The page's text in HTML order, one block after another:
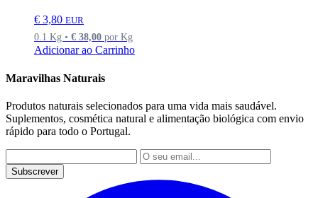
€ 3,80 EUR
0.1 Kg • € 38,00 por Kg
Adicionar ao Carrinho
Maravilhas Naturais
Produtos naturais selecionados para uma vida mais saudável.
Suplementos, cosmética natural e alimentação biológica com envio
rápido para todo o Portugal.
Subscrever